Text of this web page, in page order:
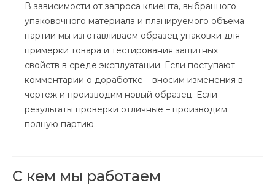
В зависимости от запроса клиента, выбранного
упаковочного материала и планируемого объема
партии мы изготавливаем образец упаковки для
примерки товара и тестирования защитных
свойств в среде эксплуатации. Если поступают
комментарии о доработке – вносим изменения в
чертеж и производим новый образец. Если
результаты проверки отличные – производим
полную партию.
С кем мы работаем